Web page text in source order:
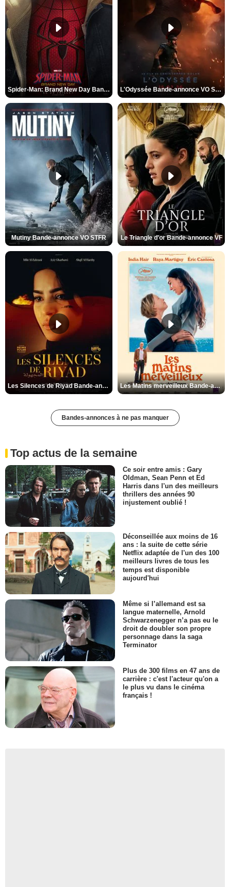
Spider-Man: Brand New Day Bande-annonce VO STFR L'Odyssée Bande-annonce VO STFR
Mutiny Bande-annonce VO STFR Le Triangle d'or Bande-annonce VF
Les Silences de Riyad Bande-annonce VO STFR Les Matins merveilleux Bande-annonce VF
Bandes-annonces à ne pas manquer
Top actus de la semaine
Ce soir entre amis : Gary
Oldman, Sean Penn et Ed
Harris dans l'un des meilleurs
thrillers des années 90
injustement oublié !
Déconseillée aux moins de 16
ans : la suite de cette série
Netflix adaptée de l'un des 100
meilleurs livres de tous les
temps est disponible
aujourd'hui
Même si l’allemand est sa
langue maternelle, Arnold
Schwarzenegger n’a pas eu le
droit de doubler son propre
personnage dans la saga
Terminator
Plus de 300 films en 47 ans de
carrière : c'est l'acteur qu'on a
le plus vu dans le cinéma
français !